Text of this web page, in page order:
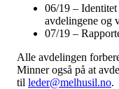
06/19 –
avdelingene og
07/19 –
Alle avdelingen
Minner også på at
til leder@melhusil.no.